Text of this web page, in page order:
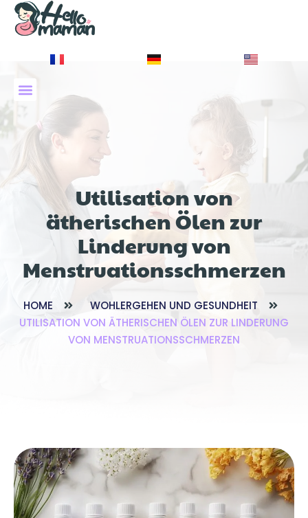
Utilisation von
ätherischen Ölen zur
Linderung von
Menstruationsschmerzen
HOME
WOHLERGEHEN UND GESUNDHEIT
UTILISATION VON ÄTHERISCHEN ÖLEN ZUR LINDERUNG
VON MENSTRUATIONSSCHMERZEN